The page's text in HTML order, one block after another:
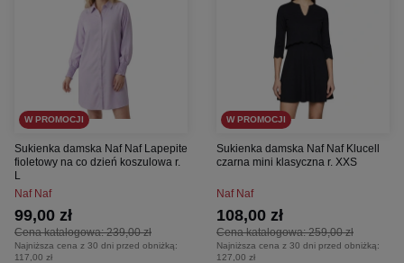
W PROMOCJI
Sukienka damska Naf Naf Lapepite
fioletowy na co dzień koszulowa r.
L
Naf Naf
Cena katalogowa:239,00 zł
99,00 zł
Najniższa cena z 30 dni przed obniżką:
117,00 zł
W PROMOCJI
Sukienka damska Naf Naf Klucell
czarna mini klasyczna r. XXS
Naf Naf
Cena katalogowa:259,00 zł
108,00 zł
Najniższa cena z 30 dni przed obniżką:
127,00 zł